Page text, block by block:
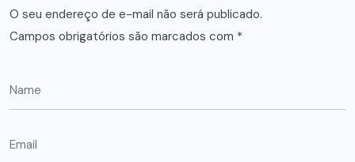
O seu endereço de e-mail não será publicado.
Campos obrigatórios são marcados com *